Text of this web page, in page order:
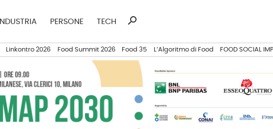
INDUSTRIA PERSONE TECH
Ricerca
search
Linkontro 2026 Food Summit 2026 Food 35 L’Algoritmo di Food FOOD SOCIAL